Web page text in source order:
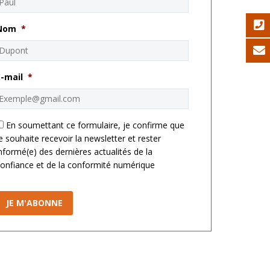
*
mail *
* En soumettant ce formulaire, je confirme que
souhaite recevoir la newsletter et rester
des dernières actualités de la
et de la conformité numérique